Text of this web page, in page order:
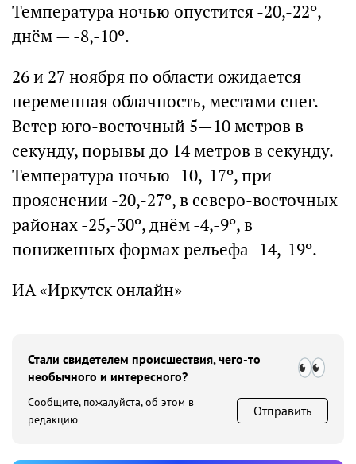
Температура ночью опустится -20,-22º,
днём — -8,-10º.
26 и 27 ноября по области ожидается
переменная облачность, местами снег.
Ветер юго-восточный 5—10 метров в
секунду, порывы до 14 метров в секунду.
Температура ночью -10,-17º, при
прояснении -20,-27º, в северо-восточных
районах -25,-30º, днём -4,-9º, в
пониженных формах рельефа -14,-19º.
ИА «Иркутск онлайн»
Стали свидетелем происшествия, чего-то
необычного и интересного?
Сообщите, пожалуйста, об этом в
редакцию
Отправить